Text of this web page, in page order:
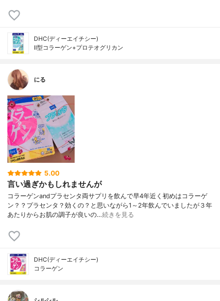
DHC(ディーエイチシー)
II型コラーゲン+プロテオグリカン
にる
5.00
言い過ぎかもしれませんが
コラーゲンandプラセンタ両サプリを飲んで早4年近く初めはコラーゲ
ン？？プラセンタ？効くの？と思いながら1～2年飲んでいましたが３年
あたりからお肌の調子が良いの…続きを見る
DHC(ディーエイチシー)
コラーゲン